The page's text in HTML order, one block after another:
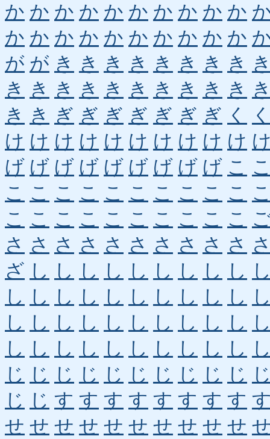
か か か か か か か か か か
か か か か か か か か か か
が が き き き き き き き き
き き き き き き き き き き
き き ぎ ぎ ぎ ぎ ぎ ぎ ぎ く
け け け け け け け け け け
げ げ げ げ げ げ げ げ げ こ
こ こ こ こ こ こ こ こ こ こ
こ こ こ こ こ こ こ こ こ こ
さ さ さ さ さ さ さ さ さ さ
ざ し し し し し し し し し
し し し し し し し し し し
し し し し し し し し し し
し し し し し し し し し し
じ じ じ じ じ じ じ じ じ じ
じ じ す す す す す す す す
せ せ せ せ せ せ せ せ せ せ